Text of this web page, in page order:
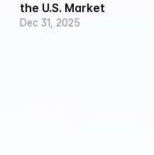
the U.S. Market
Dec 31, 2025